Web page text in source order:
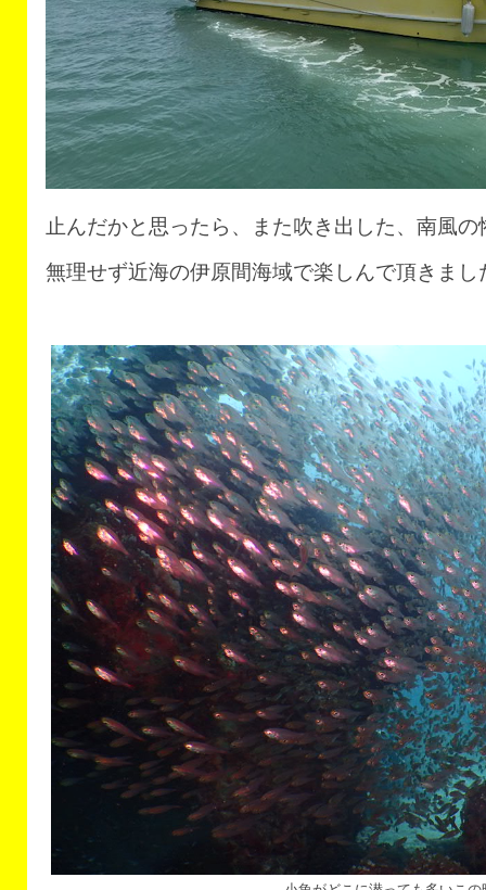
止んだかと思ったら、また吹き出した、南風の
無理せず近海の伊原間海域で楽しんで頂きまし